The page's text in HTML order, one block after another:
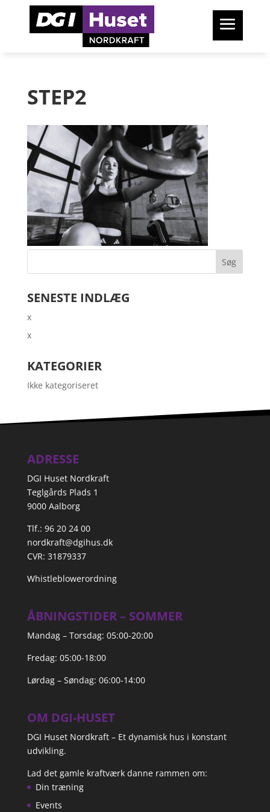
STEP2
SENESTE INDLÆG
x
x
KATEGORIER
Ikke kategoriseret
ADRESSE
DGI Huset Nordkraft
Teglgårds Plads 1
9000 Aalborg
Tlf.: 96 20 24 00
nordkraft@dgihus.dk
CVR: 31879337
Whistleblowerordning
ÅBNINGSTIDER – SOMMER
Mandag – Torsdag: 05:00-20:00
Fredag: 05:00-18:00
Lørdag – Søndag: 06:00-14:00
OM DGI-HUSET
DGI Huset Nordkraft – Et dynamisk hus i konstant
udvikling.
Lad det gamle kraftværk danne rammen om:
Din træning
Events